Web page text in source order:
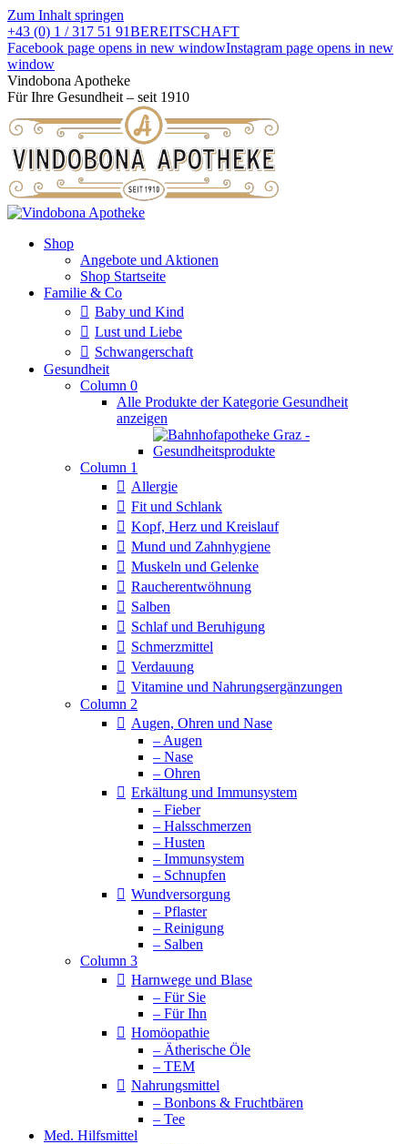
Zum Inhalt springen
+43 (0) 1 / 317 51 91BEREITSCHAFT
Facebook page opens in new windowInstagram page opens in new
window
Vindobona Apotheke
Für Ihre Gesundheit – seit 1910
Shop
Angebote und Aktionen
Shop Startseite
Familie & Co
Baby und Kind
Lust und Liebe
Schwangerschaft
Gesundheit
Column 0
Alle Produkte der Kategorie Gesundheit
anzeigen
Column 1
Allergie
Fit und Schlank
Kopf, Herz und Kreislauf
Mund und Zahnhygiene
Muskeln und Gelenke
Raucherentwöhnung
Salben
Schlaf und Beruhigung
Schmerzmittel
Verdauung
Vitamine und Nahrungsergänzungen
Column 2
Augen, Ohren und Nase
– Augen
– Nase
– Ohren
Erkältung und Immunsystem
– Fieber
– Halsschmerzen
– Husten
– Immunsystem
– Schnupfen
Wundversorgung
– Pflaster
– Reinigung
– Salben
Column 3
Harnwege und Blase
– Für Sie
– Für Ihn
Homöopathie
– Ätherische Öle
– TEM
Nahrungsmittel
– Bonbons & Fruchtbären
– Tee
Med. Hilfsmittel